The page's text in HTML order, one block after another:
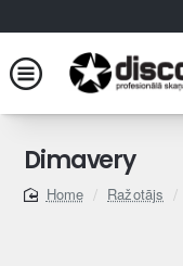
Dimavery
home
Ražotājs